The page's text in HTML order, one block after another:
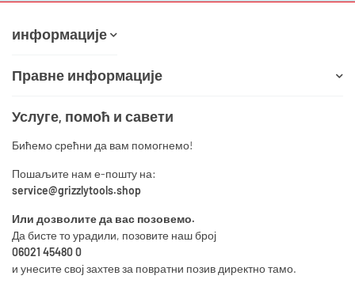
информације
Правне информације
Услуге, помоћ и савети
Бићемо срећни да вам помогнемо!
Пошаљите нам е-пошту на:
service@grizzlytools.shop
Или дозволите да вас позовемо.
Да бисте то урадили, позовите наш број
06021 45480 0
и унесите свој захтев за повратни позив директно тамо.